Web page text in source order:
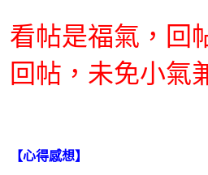
看帖是福氣，回
回帖，未免小氣
【心得感想】